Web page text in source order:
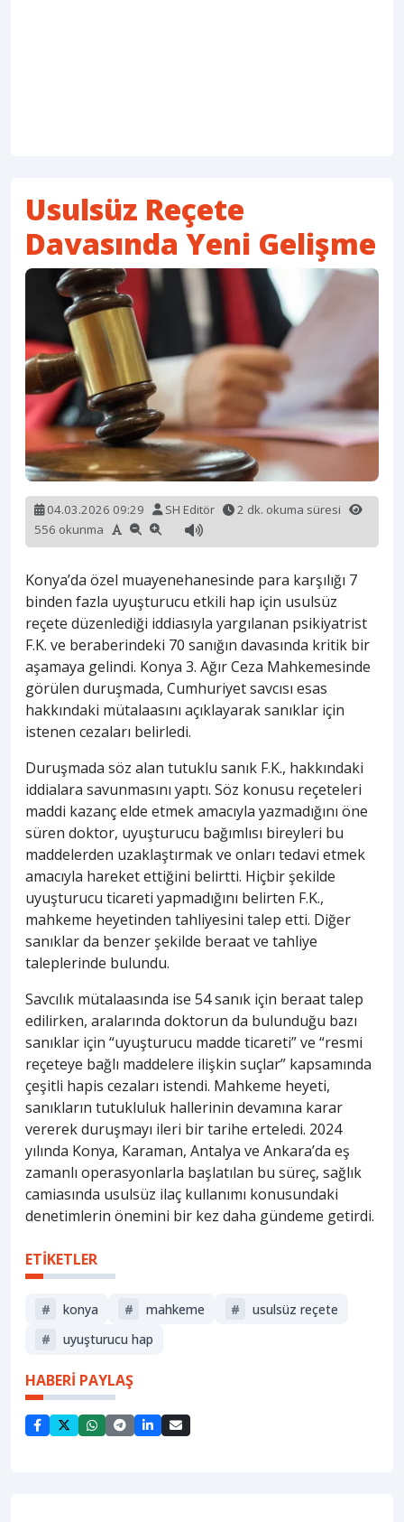
Usulsüz Reçete
Davasında Yeni Gelişme
04.03.2026 09:29 SH Editör
2 dk. okuma süresi
556 okunma
Konya’da özel muayenehanesinde para karşılığı 7
binden fazla uyuşturucu etkili hap için usulsüz
reçete düzenlediği iddiasıyla yargılanan psikiyatrist
F.K. ve beraberindeki 70 sanığın davasında kritik bir
aşamaya gelindi. Konya 3. Ağır Ceza Mahkemesinde
görülen duruşmada, Cumhuriyet savcısı esas
hakkındaki mütalaasını açıklayarak sanıklar için
istenen cezaları belirledi.
Duruşmada söz alan tutuklu sanık F.K., hakkındaki
iddialara savunmasını yaptı. Söz konusu reçeteleri
maddi kazanç elde etmek amacıyla yazmadığını öne
süren doktor, uyuşturucu bağımlısı bireyleri bu
maddelerden uzaklaştırmak ve onları tedavi etmek
amacıyla hareket ettiğini belirtti. Hiçbir şekilde
uyuşturucu ticareti yapmadığını belirten F.K.,
mahkeme heyetinden tahliyesini talep etti. Diğer
sanıklar da benzer şekilde beraat ve tahliye
taleplerinde bulundu.
Savcılık mütalaasında ise 54 sanık için beraat talep
edilirken, aralarında doktorun da bulunduğu bazı
sanıklar için “uyuşturucu madde ticareti” ve “resmi
reçeteye bağlı maddelere ilişkin suçlar” kapsamında
çeşitli hapis cezaları istendi. Mahkeme heyeti,
sanıkların tutukluluk hallerinin devamına karar
vererek duruşmayı ileri bir tarihe erteledi. 2024
yılında Konya, Karaman, Antalya ve Ankara’da eş
zamanlı operasyonlarla başlatılan bu süreç, sağlık
camiasında usulsüz ilaç kullanımı konusundaki
denetimlerin önemini bir kez daha gündeme getirdi.
ETİKETLER
# konya # mahkeme #
usulsüz reçete
#
uyuşturucu hap
HABERİ PAYLAŞ